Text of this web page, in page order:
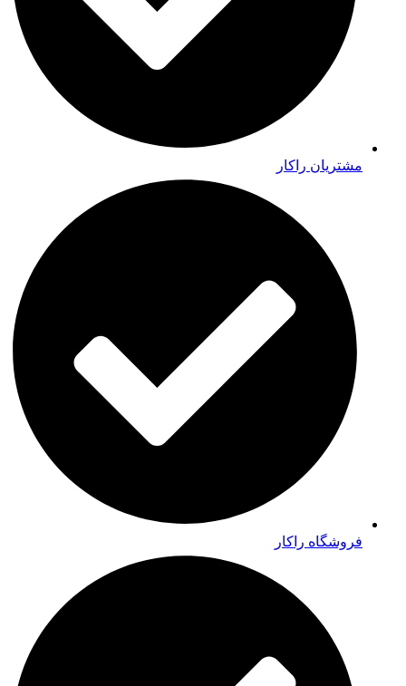
مشتریان راکار
فروشگاه راکار